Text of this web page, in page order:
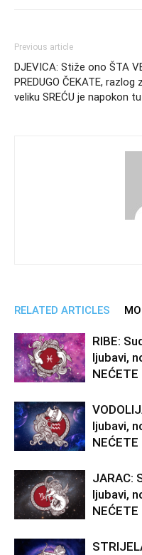
Previous article
DJEVICA: Stiže ono ŠTA
PREDUGO ČEKATE, razlog
veliku SREĆU je napokon
RELATED ARTICLES
RIBE:
ljubavi,
NEĆETE
ljubavi,
NEĆETE
JARAC:
ljubavi,
NEĆETE